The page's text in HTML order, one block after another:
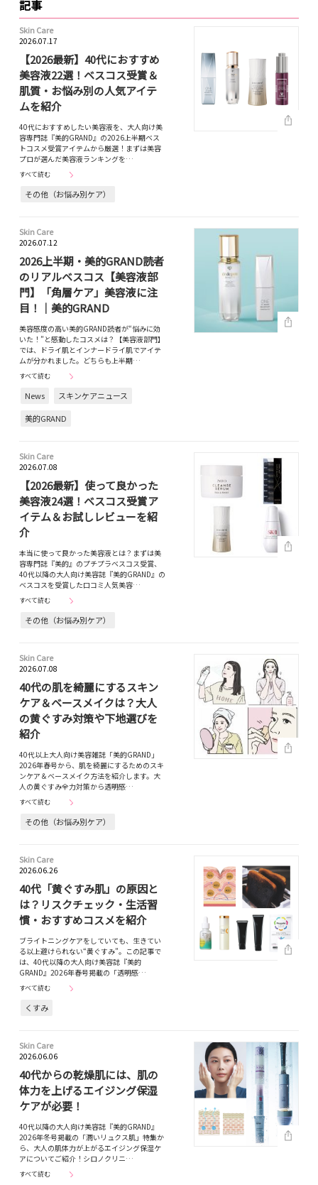
記事
Skin Care
2026.07.17
【2026最新】40代におすすめ
美容液22選！ベスコス受賞＆
肌質・お悩み別の人気アイテ
ムを紹介
40代におすすめしたい美容液を、大人向け美
容専門誌『美的GRAND』の2026上半期ベス
トコスメ受賞アイテムから厳選！まずは美容
プロが選んだ美容液ランキングを…
すべて読む
その他（お悩み別ケア）
Skin Care
2026.07.12
2026上半期・美的GRAND読者
のリアルベスコス【美容液部
門】「角層ケア」美容液に注
目！｜美的GRAND
美容感度の高い美的GRAND読者が“悩みに効
いた！”と感動したコスメは？【美容液部門】
では、ドライ肌とインナードライ肌でアイテ
ムが分かれました。どちらも上半期…
すべて読む
News
スキンケアニュース
美的GRAND
Skin Care
2026.07.08
【2026最新】使って良かった
美容液24選！ベスコス受賞ア
イテム＆お試しレビューを紹
介
本当に使って良かった美容液とは？まずは美
容専門誌『美的』のプチプラベスコス受賞、
40代以降の大人向け美容誌『美的GRAND』の
ベスコスを受賞した口コミ人気美容…
すべて読む
その他（お悩み別ケア）
Skin Care
2026.07.08
40代の肌を綺麗にするスキン
ケア＆ベースメイクは？大人
の黄ぐすみ対策や下地選びを
紹介
40代以上大人向け美容雑誌「美的GRAND」
2026年春号から、肌を綺麗にするためのスキ
ンケア＆ベースメイク方法を紹介します。大
人の黄ぐすみ全力対策から透明感…
すべて読む
その他（お悩み別ケア）
Skin Care
2026.06.26
40代「黄ぐすみ肌」の原因と
は？リスクチェック・生活習
慣・おすすめコスメを紹介
ブライトニングケアをしていても、生きてい
る以上避けられない“黄ぐすみ”。この記事で
は、40代以降の大人向け美容誌『美的
GRAND』2026年春号掲載の「透明感…
すべて読む
くすみ
Skin Care
2026.06.06
40代からの乾燥肌には、肌の
体力を上げるエイジング保湿
ケアが必要！
40代以降の大人向け美容誌『美的GRAND』
2026年冬号掲載の「潤いリュクス肌」特集か
ら、大人の肌体力が上がるエイジング保湿ケ
アについてご紹介！シロノクリニ…
すべて読む